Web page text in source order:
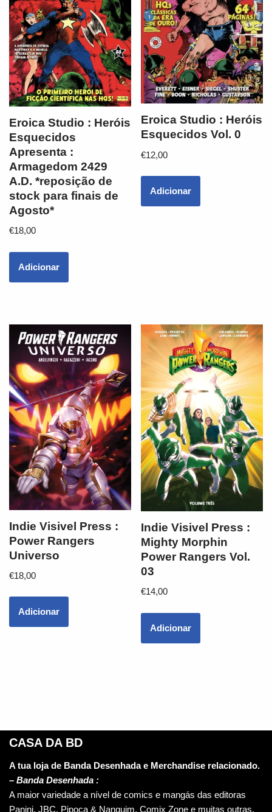
Eroica Studio : Heróis
Esquecidos
Apresenta :
Armagedom 2429
A.D. *reposição de
stock para finais de
Agosto*
€18,00
Adicionar
Eroica Studio : Heróis
Esquecidos Vol. 0
€12,00
Adicionar
Indie Visivel Press :
Power Rangers
Universo
€18,00
Adicionar
Indie Visivel Press :
Mighty Morphin
Power Rangers Vol.
03
€14,00
Adicionar
CASA DA BD
A tua loja de Banda Desenhada e Merchandise relacionado.
– Banda Desenhada :
A maior variedade a nível de comics e mangás das editoras
Panini, JBC, Pipoca & Nanquim, Comix Zone e muitas outras.